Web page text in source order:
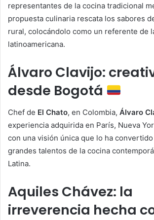
representantes de la cocina tradicional
propuesta culinaria rescata los sabores
rural, colocándolo como un referente de
latinoamericana.
Álvaro Clavijo:
desde Bogotá
Chef de El Chato, en Colombia, Álvaro
experiencia adquirida en París, Nueva
con una visión única que lo ha
grandes talentos de la cocina
Latina.
Aquiles Chávez: la
irreverencia hecha